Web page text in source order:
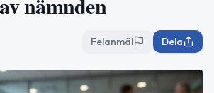
Felanmäl Dela